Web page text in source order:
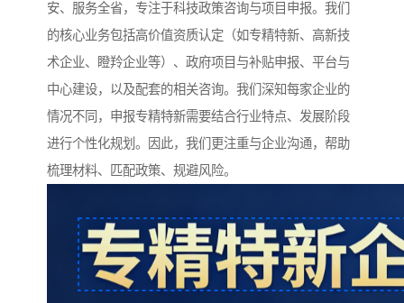
安、服务全省，专注于科技政策咨询与项目申报。我们
的核心业务包括高价值资质认定（如专精特新、高新技
术企业、瞪羚企业等）、政府项目与补贴申报、平台与
中心建设，以及配套的相关咨询。我们深知每家企业的
情况不同，申报专精特新需要结合行业特点、发展阶段
进行个性化规划。因此，我们更注重与企业沟通，帮助
梳理材料、匹配政策、规避风险。